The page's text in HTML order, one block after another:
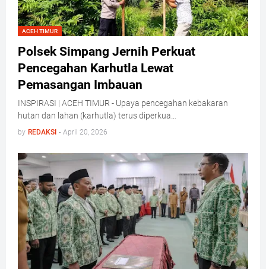
ACEH TIMUR
Polsek Simpang Jernih Perkuat
Pencegahan Karhutla Lewat
Pemasangan Imbauan
INSPIRASI | ACEH TIMUR - Upaya pencegahan kebakaran
hutan dan lahan (karhutla) terus diperkua…
by REDAKSI - April 20, 2026